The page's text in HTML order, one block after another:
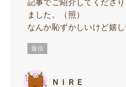
記事でご紹介してくださ
ました。（照）
なんか恥ずかしいけど嬉
返信
ＮＩＲＥ